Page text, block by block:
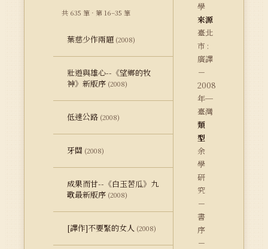
共 635 筆 · 第 16–35 筆
葉慈少作兩題 (2008)
壯遊與雄心--《望鄉的牧
神》新版序 (2008)
低速公路 (2008)
牙關 (2008)
成果而甘--《白玉苦瓜》九
歌最新版序 (2008)
[譯作]不要緊的女人 (2008)
學
來源
臺北
市 :
廣譯
－
2008
年─
臺灣
類
型
余
學
研
究
－
書
序
－